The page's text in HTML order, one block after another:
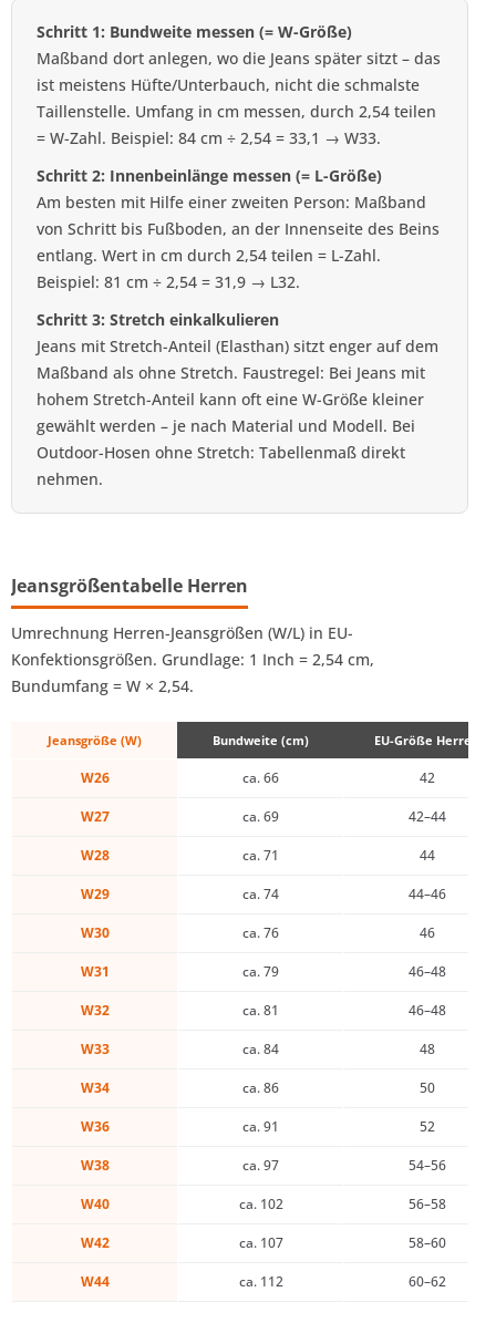
Schritt 1: Bundweite messen (= W-Größe)
Maßband dort anlegen, wo die Jeans später sitzt – das
ist meistens Hüfte/Unterbauch, nicht die schmalste
Taillenstelle. Umfang in cm messen, durch 2,54 teilen
= W-Zahl. Beispiel: 84 cm ÷ 2,54 = 33,1 → W33.
Schritt 2: Innenbeinlänge messen (= L-Größe)
Am besten mit Hilfe einer zweiten Person: Maßband
von Schritt bis Fußboden, an der Innenseite des Beins
entlang. Wert in cm durch 2,54 teilen = L-Zahl.
Beispiel: 81 cm ÷ 2,54 = 31,9 → L32.
Schritt 3: Stretch einkalkulieren
Jeans mit Stretch-Anteil (Elasthan) sitzt enger auf dem
Maßband als ohne Stretch. Faustregel: Bei Jeans mit
hohem Stretch-Anteil kann oft eine W-Größe kleiner
gewählt werden – je nach Material und Modell. Bei
Outdoor-Hosen ohne Stretch: Tabellenmaß direkt
nehmen.
Jeansgrößentabelle Herren
Umrechnung Herren-Jeansgrößen (W/L) in EU-
Konfektionsgrößen. Grundlage: 1 Inch = 2,54 cm,
Bundumfang = W × 2,54.
Jeansgröße (W) Bundweite (cm) EU-Größe Herren
W26 ca. 66 42
W27 ca. 69 42–44
W28 ca. 71 44
W29 ca. 74 44–46
W30 ca. 76 46
W31 ca. 79 46–48
W32 ca. 81 46–48
W33 ca. 84 48
W34 ca. 86 50
W36 ca. 91 52
W38 ca. 97 54–56
W40 ca. 102 56–58
W42 ca. 107 58–60
W44 ca. 112 60–62